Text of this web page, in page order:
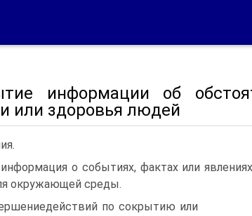
информации об
или здоровья людей
о событиях, фактах или
окружающей среды.
по сокрытию или